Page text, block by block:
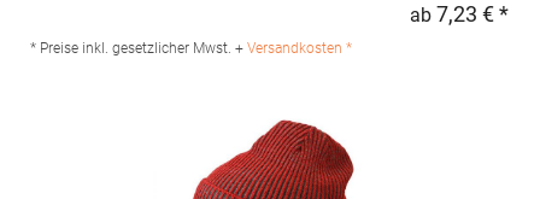
Beechfield Brands Europe B.V. Posthoornstraat 17 3011WD
Rotterdam Niederlande E-Mail: marketing@beechfield.com
ab 7,23 € *
* Preise inkl. gesetzlicher Mwst. + Versandkosten *